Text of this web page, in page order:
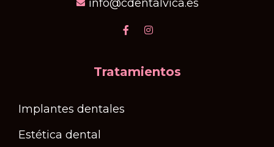
info@cdentalvica.es
Tratamientos
Implantes dentales
Estética dental